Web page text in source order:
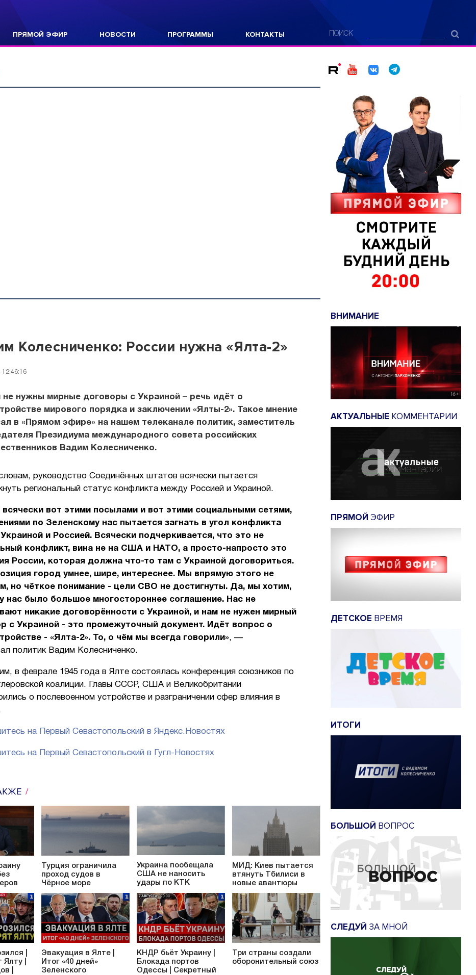
ПРЯМОЙ ЭФИР НОВОСТИ ПРОГРАММЫ КОНТАКТЫ ПОИСК
Колесниченко: России нужна «Ялта-2»
12:46:16
не нужны мирные договоры с Украиной – речь идёт о
мирового порядка и заключении «Ялты-2». Такое мнение
в «Прямом эфире» на нашем телеканале политик, заместитель
Президиума международного совета российских
Вадим Колесниченко.
руководство Соединённых штатов всячески пытается
региональный статус конфликта между Россией и Украиной.
всячески вот этими посылами и вот этими социальными сетями,
по Зеленскому нас пытается загнать в угол конфликта
и Россией. Всячески подчеркивается, что это не
конфликт, вина не на США и НАТО, а просто-напросто это
России, которая должна что-то там с Украиной договориться.
город умнее, шире, интереснее. Мы впрямую этого не
но чёткое понимание - цели СВО не достигнуты. Да, мы хотим,
нас было большое многостороннее соглашение. Нас не
никакие договорённости с Украиной, и нам не нужен мирный
с Украиной - это промежуточный документ. Идёт вопрос о
- «Ялта-2». То, о чём мы всегда говорили», —
политик Вадим Колесниченко.
в феврале 1945 года в Ялте состоялась конференция союзников по
коалиции. Главы СССР, США и Великобритании
о послевоенном устройстве и разграничении сфер влияния в
на Первый Севастопольский в Яндекс.Новостях
на Первый Севастопольский в Гугл-Новостях
Турция ограничила
проход судов в
Чёрное море
Украина пообещала
США не наносить
удары по КТК
МИД: Киев пытается
втянуть Тбилиси в
новые авантюры
|
|
|
Эвакуация в Ялте |
Итог «40 дней»
Зеленского
КНДР бьёт Украину |
Блокада портов
Одессы | Секретный
Три страны создали
оборонительный союз
ВНИМАНИЕ
АКТУАЛЬНЫЕ КОММЕНТАРИИ
ПРЯМОЙ ЭФИР
ДЕТСКОЕ ВРЕМЯ
ИТОГИ
БОЛЬШОЙ ВОПРОС
СЛЕДУЙ ЗА МНОЙ